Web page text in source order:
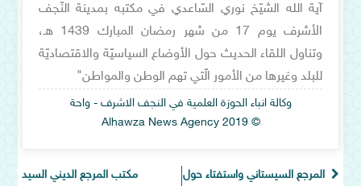
آية الله الشيّخ نوري السّاعدي في مكتبه بمدينة النّجف
الأشرف يوم 17 من شهر رمضان المبارك 1439 هـ،
وتناول اللقاء الحديث حول الأوضاع السياسيّة والاقتصاديّة
للبلد وغيرها من الأمور الّتي تهم الوطن والمواطن"
وكالة انباء الحوزة العلمية في النجف الاشرف - واحة
© Alhawza News Agency 2019
مكتب المرجع الديني السيد
المرجع السيستاني واستفتاء حول